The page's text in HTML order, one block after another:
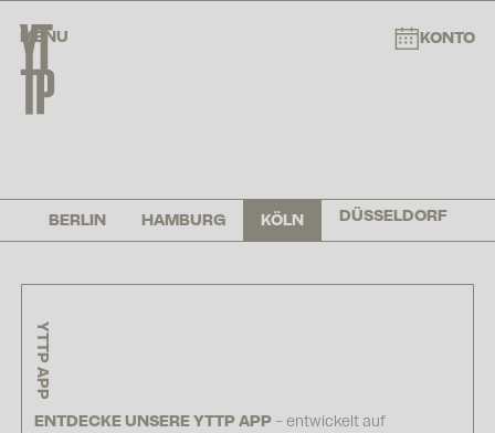
MENU KONTO
BERLIN HAMBURG KÖLN DÜSSELDORF
YTTP APP
ENTDECKE UNSERE YTTP APP– entwickelt auf